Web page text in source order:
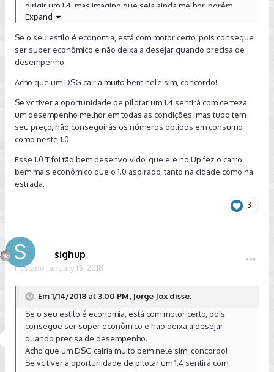
dirigir um 1.4, mas imagino que seja ainda melhor, porém,
pelo menos pelo meu estilo de direção mais voltado para a
mais potência. A única coisa que cairia muito bem seria um
DSG.
Enviado de meu SM-G955F usando Tapatalk
Expand
Se o seu estilo é economia, está com motor certo, pois consegue
ser super econômico e não deixa a desejar quando precisa de
desempenho.
Acho que um DSG cairia muito bem nele sim, concordo!
Se vc tiver a oportunidade de pilotar um 1.4 sentirá com certeza
um desempenho melhor em todas as condições, mas tudo tem
seu preço, não conseguirás os números obtidos em consumo
como neste 1.0
Esse 1.0 T foi tão bem desenvolvido, que ele no Up fez o carro
bem mais econômico que o 1.0 aspirado, tanto na cidade como na
estrada.
3
sighup
Postado January 15, 2018
Em 1/14/2018 at 3:00 PM, Jorge Jox disse:
Se o seu estilo é economia, está com motor certo, pois
consegue ser super econômico e não deixa a desejar
quando precisa de desempenho.
Acho que um DSG cairia muito bem nele sim, concordo!
Se vc tiver a oportunidade de pilotar um 1.4 sentirá com